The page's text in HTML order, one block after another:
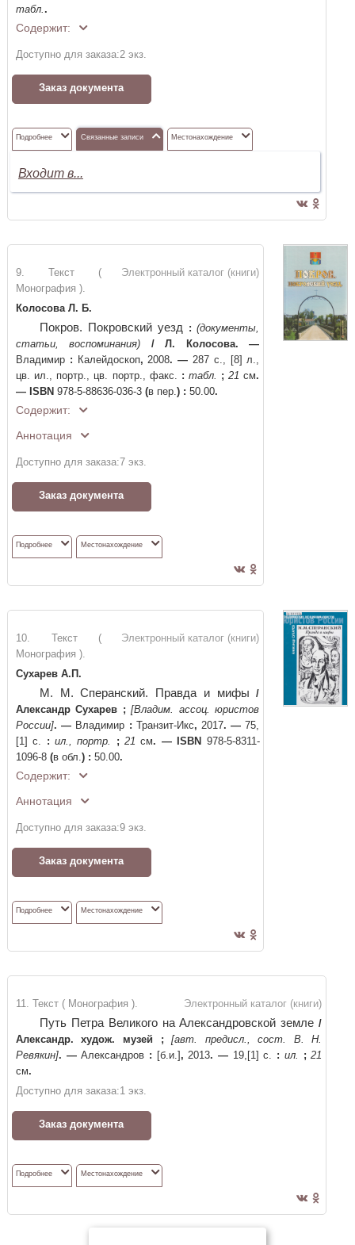
табл..
Содержит:
Доступно для заказа:2 экз.
Заказ документа
Подробнее Связанные записи Местонахождение
Входит в...
Электронный каталог (книги)
9. Текст (
Монография ).
Колосова Л. Б.
Покров. Покровский уезд : (документы,
статьи, воспоминания)
/ Л. Колосова. —
Владимир : Калейдоскоп, 2008. — 287 с., [8] л.,
цв. ил., портр., цв. портр., факс. : табл. ; 21 см.
— ISBN 978-5-88636-036-3 (в пер.) : 50.00.
Содержит:
Аннотация
Доступно для заказа:7 экз.
Заказ документа
Подробнее Местонахождение
Электронный каталог (книги)
10. Текст (
Монография ).
Сухарев А.П.
М. М. Сперанский. Правда и мифы
/
Александр Сухарев ; [Владим. ассоц. юристов
России]. — Владимир : Транзит-Икс, 2017. — 75,
[1] с. : ил., портр. ; 21 см. — ISBN 978-5-8311-
1096-8 (в обл.) : 50.00.
Содержит:
Аннотация
Доступно для заказа:9 экз.
Заказ документа
Подробнее Местонахождение
Электронный каталог (книги)
11. Текст ( Монография ).
Путь Петра Великого на Александровской земле /
Александр. худож. музей
;
[авт. предисл., сост. В. Н.
Ревякин]. —Александров : [б.и.] , 2013. — 19,[1] с. : ил. ; 21
см.
Доступно для заказа:1 экз.
Заказ документа
Подробнее Местонахождение